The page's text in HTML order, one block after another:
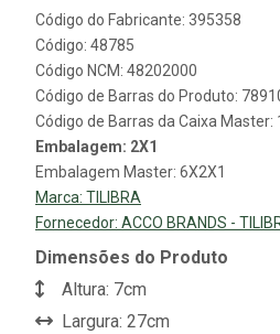
Código do Fabricante: 395358
Código: 48785
Código NCM: 48202000
Código de Barras do Produto:
Código de Barras da Caixa
Embalagem: 2X1
Embalagem Master: 6X2X1
Marca: TILIBRA
Fornecedor: ACCO BRANDS -
Dimensões do Produto
Altura: 7cm
Largura: 27cm